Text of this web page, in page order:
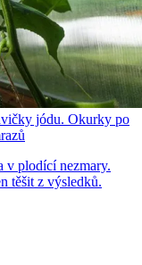
jódu. Okurky po
v plodící nezmary.
těšit z výsledků.